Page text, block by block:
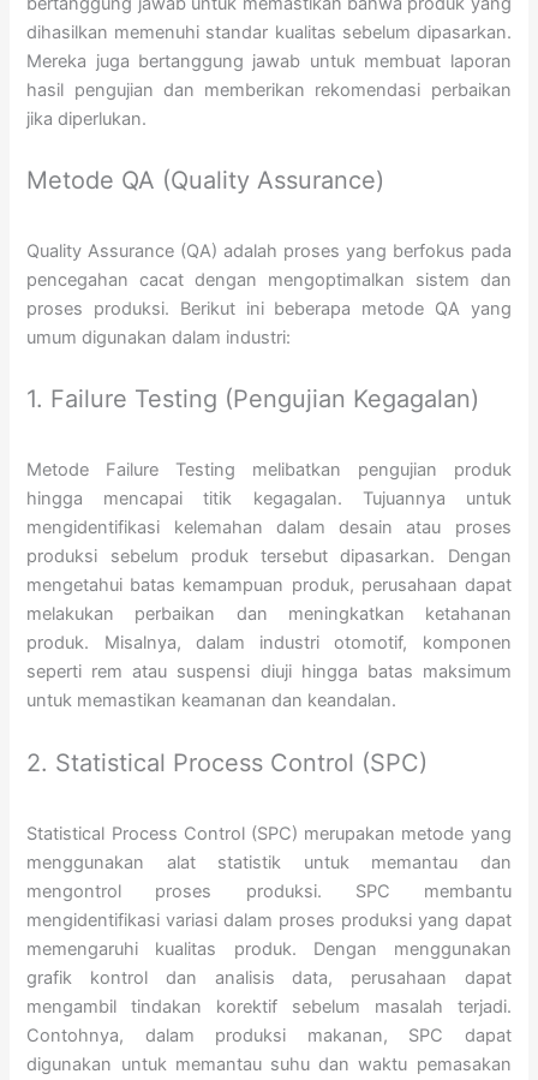
dihasilkan memenuhi standar kualitas sebelum dipasarkan.
Mereka juga bertanggung jawab untuk membuat laporan
hasil pengujian dan memberikan rekomendasi perbaikan
jika diperlukan.
Metode QA (Quality Assurance)
Quality Assurance (QA) adalah proses yang berfokus pada
pencegahan cacat dengan mengoptimalkan sistem dan
proses produksi. Berikut ini beberapa metode QA yang
umum digunakan dalam industri:
1. Failure Testing (Pengujian Kegagalan)
Metode Failure Testing melibatkan pengujian produk
hingga mencapai titik kegagalan. Tujuannya untuk
mengidentifikasi kelemahan dalam desain atau proses
produksi sebelum produk tersebut dipasarkan. Dengan
mengetahui batas kemampuan produk, perusahaan dapat
melakukan perbaikan dan meningkatkan ketahanan
produk. Misalnya, dalam industri otomotif, komponen
seperti rem atau suspensi diuji hingga batas maksimum
untuk memastikan keamanan dan keandalan.
2. Statistical Process Control (SPC)
Statistical Process Control (SPC) merupakan metode yang
menggunakan alat statistik untuk memantau dan
mengontrol proses produksi. SPC membantu
mengidentifikasi variasi dalam proses produksi yang dapat
memengaruhi kualitas produk. Dengan menggunakan
grafik kontrol dan analisis data, perusahaan dapat
mengambil tindakan korektif sebelum masalah terjadi.
Contohnya, dalam produksi makanan, SPC dapat
digunakan untuk memantau suhu dan waktu pemasakan